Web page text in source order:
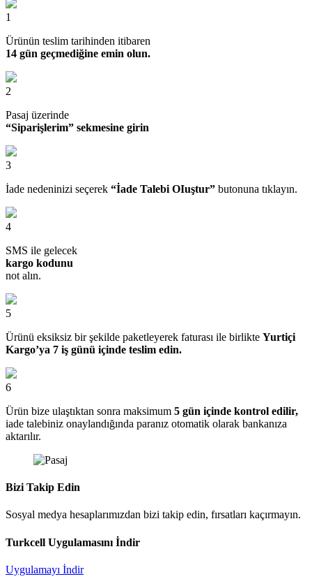
1
Ürünün teslim tarihinden itibaren
14 gün geçmediğine emin olun.
2
Pasaj üzerinde
“Siparişlerim” sekmesine girin
3
İade nedeninizi seçerek “İade Talebi OIuştur” butonuna tıklayın.
4
SMS ile gelecek
kargo kodunu
not alın.
5
Ürünü eksiksiz bir şekilde paketleyerek faturası ile birlikte Yurtiçi
Kargo’ya 7 iş günü içinde teslim edin.
6
Ürün bize ulaştıktan sonra maksimum 5 gün içinde kontrol edilir,
iade talebiniz onaylandığında paranız otomatik olarak bankanıza
aktarılır.
Bizi Takip Edin
Sosyal medya hesaplarımızdan bizi takip edin, fırsatları kaçırmayın.
Turkcell Uygulamasını İndir
Uygulamayı İndir